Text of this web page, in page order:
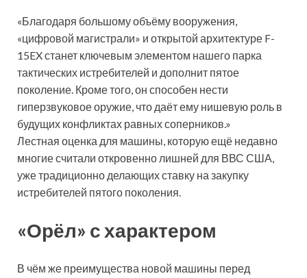
«Благодаря большому объёму вооружения,
«цифровой магистрали» и открытой архитектуре F-
15EX станет ключевым элементом нашего парка
тактических истребителей и дополнит пятое
поколение. Кроме того, он способен нести
гиперзвуковое оружие, что даёт ему нишевую роль в
будущих конфликтах равных соперников.»
Лестная оценка для машины, которую ещё недавно
многие считали откровенно лишней для ВВС США,
уже традиционно делающих ставку на закупку
истребителей пятого поколения.
«Орёл» с характером
В чём же преимущества новой машины перед